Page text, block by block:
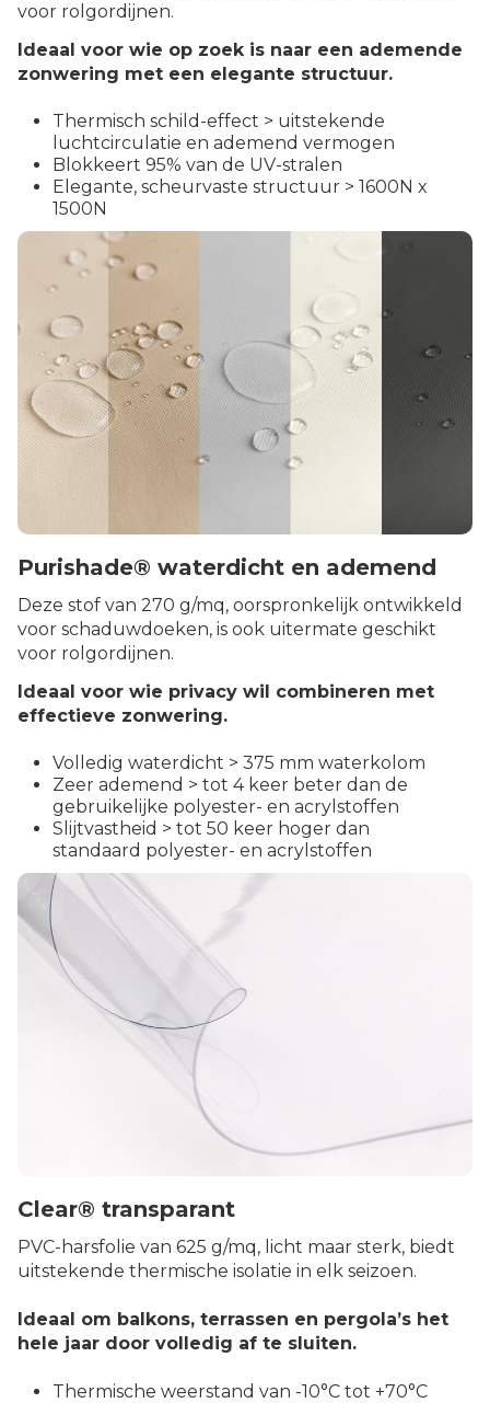
Clear® transparant
PVC-harsfolie van 625 g/mq, licht maar sterk, biedt
uitstekende thermische isolatie in elk seizoen.
Ideaal om balkons, terrassen en pergola’s het
hele jaar door volledig af te sluiten.
Thermische weerstand van -10°C tot +70°C
Purishade® waterdicht en ademend
Deze stof van 270 g/mq, oorspronkelijk ontwikkeld
voor schaduwdoeken, is ook uitermate geschikt
voor rolgordijnen.
Ideaal voor wie privacy wil combineren met
effectieve zonwering.
Volledig waterdicht > 375 mm waterkolom
Zeer ademend > tot 4 keer beter dan de
gebruikelijke polyester- en acrylstoffen
Slijtvastheid > tot 50 keer hoger dan
standaard polyester- en acrylstoffen
voor rolgordijnen.
Ideaal voor wie op zoek is naar een ademende
zonwering met een elegante structuur.
Thermisch schild-effect > uitstekende
luchtcirculatie en ademend vermogen
Blokkeert 95% van de UV-stralen
Elegante, scheurvaste structuur > 1600N x
1500N